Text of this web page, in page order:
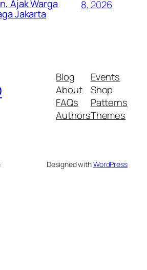
Ajak Warga
Jakarta
8, 2026
Blog
About
FAQs
Authors
Events
Shop
Patterns
Themes
Designed withWordPress